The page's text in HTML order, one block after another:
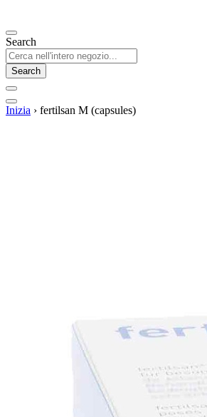
Search
Search
Inizia › fertilsan M (capsules)